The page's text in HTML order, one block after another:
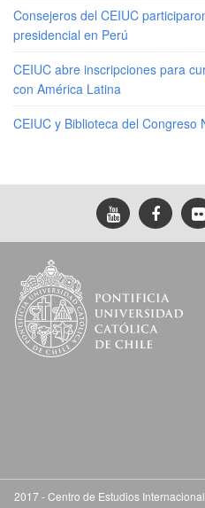
Consejeros del CEIUC
presidencial en Perú
CEIUC abre inscripciones para
con América Latina
CEIUC y Biblioteca del Congreso
2017 - Centro de Estudios